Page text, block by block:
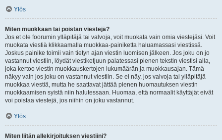
Ylös
Miten muokkaan tai poistan viestejä?
Jos et ole foorumin ylläpitäjä tai valvoja, voit muokata vain omia viestejäsi. Voit
muokata viestiä klikkaamalla muokkaa-painiketta haluamassasi viestissä.
Joskus painike toimii vain tietyn ajan viestin luomisen jälkeen. Jos joku on jo
vastannut viestiin, löydät viestiketjuun palatessasi pienen tekstin viestisi alla,
joka kertoo viestin muokkauskertojen lukumäärän ja muokkausajan. Tämä
näkyy vain jos joku on vastannut viestiin. Se ei näy, jos valvoja tai ylläpitäjä
muokkaa viestiä, mutta he saattavat jättää pienen huomautuksen viestin
muokkaamisen syistä niin halutessaan. Huomaa, että normaalit käyttäjät eivät
voi poistaa viestejä, jos niihin on joku vastannut.
Ylös
Miten liitän allekirjoituksen viestiini?